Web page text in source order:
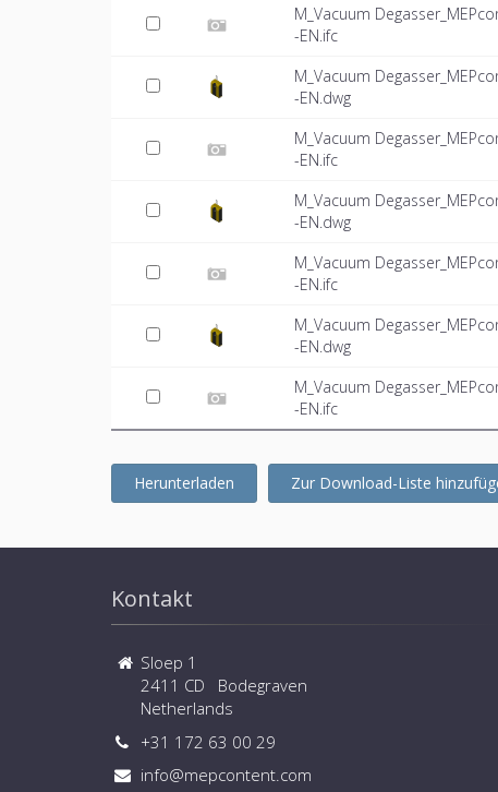
M_Vacuum
-EN.ifc
M_Vacuum
-EN.dwg
M_Vacuum
-EN.ifc
M_Vacuum
-EN.dwg
M_Vacuum
-EN.ifc
M_Vacuum
-EN.dwg
M_Vacuum
-EN.ifc
Herunterladen Zur Download-Liste
Kontakt
Sloep 1
2411 CD Bodegraven
Netherlands
+31 172 63 00 29
info@mepcontent.com